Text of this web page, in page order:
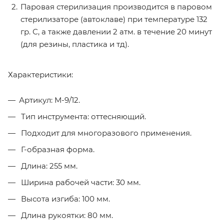
Паровая стерилизация производится в паровом
стерилизаторе (автоклаве) при температуре 132
гр. С, а также давлении 2 атм. в течение 20 минут
(для резины, пластика и тд).
Характеристики:
Артикул: М-9/12.
Тип инструмента: оттесняющий.
Подходит для многоразового применения.
Г-образная форма.
Длина: 255 мм.
Ширина рабочей части: 30 мм.
Высота изгиба: 100 мм.
Длина рукоятки: 80 мм.